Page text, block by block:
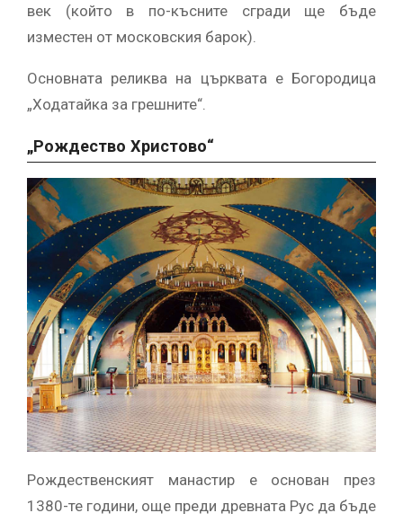
век (който в по-късните сгради ще бъде
изместен от московския барок).
Основната реликва на църквата е Богородица
„Ходатайка за грешните“.
„Рождество Христово“
Рождественският манастир е основан през
1380-те години, още преди древната Рус да бъде